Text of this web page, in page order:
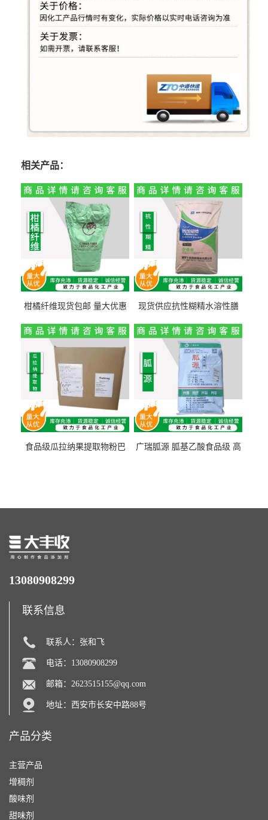
相关产品：
柑橘纤维现货包邮 量大优惠
现货供应抗性糊精水溶性膳
量1kg包邮
食品级瓜拉纳果提取物粉巴
广瑞胍源 胍基乙酸食品级 高
13080908299
联系信息
联系人：张和飞
电话：13080908299
邮箱： 2623515155@qq.com
地址：西安市长安中路88号
产品分类
主营产品
增稠剂
酸味剂
甜味剂